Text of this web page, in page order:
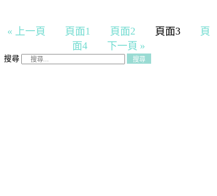
« 上一頁 頁面1 頁面2 頁面3
頁
面4 下一頁 »
搜尋 搜尋